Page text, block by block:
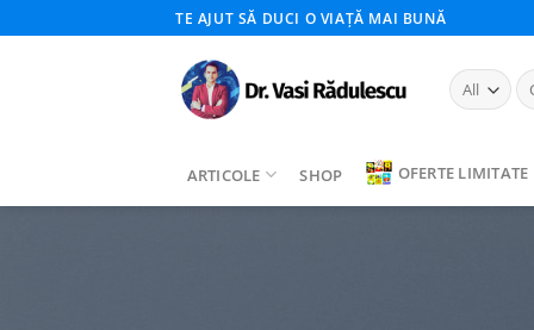
to
TE AJUT SĂ DUCI O VIAȚĂ MAI BUNĂ
ARTICOLE SHOP OFERTE LIMITATE